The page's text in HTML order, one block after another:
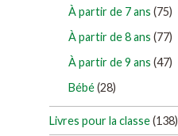
À partir de 7 ans (75)
À partir de 8 ans (77)
À partir de 9 ans (47)
Bébé(28)
Livres pour la classe(138)